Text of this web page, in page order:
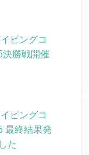
ピングコ
決勝戦開催
ピングコ
最終結果発
た